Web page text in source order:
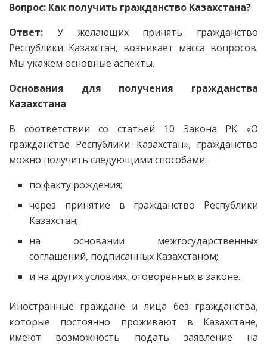
Вопрос: Как получить гражданство Казахстана?
Ответ: У желающих принять гражданство
Республики Казахстан, возникает масса вопросов.
Мы укажем основные аспекты.
Основания для получения гражданства
Казахстана
В соответствии со статьей 10 Закона РК «О
гражданстве Республики Казахстан», гражданство
можно получить следующими способами:
по факту рождения;
через принятие в гражданство Республики
Казахстан;
на основании межгосударственных
соглашений, подписанных Казахстаном;
и на других условиях, оговоренных в законе.
Иностранные граждане и лица без гражданства,
которые постоянно проживают в Казахстане,
имеют возможность подать заявление на